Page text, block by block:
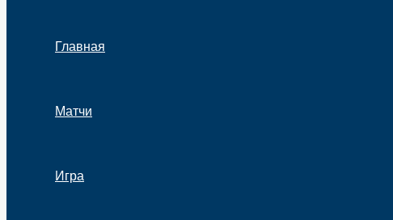
Главная
Матчи
Игра